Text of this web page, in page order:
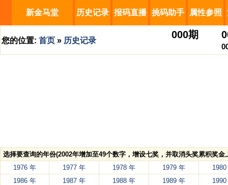
新金马堂 历史记录 报码直播 挑码助手 属性参照
您的位置: 首页 » 历史记录
000期
选择要查询的年份(2002年增加至49个数字，增设七奖，并取消头奖累积奖
1976 年
1977 年 1978 年 1979 年
1986 年
1987 年 1988 年 1989 年